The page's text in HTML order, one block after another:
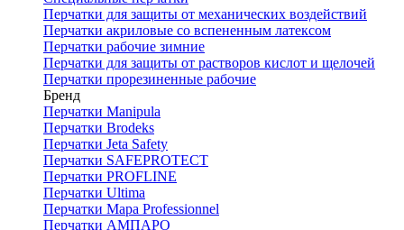
Перчатки для защиты от механических воздействий
Перчатки акриловые со вспененным латексом
Перчатки рабочие зимние
Перчатки для защиты от растворов кислот и щелочей
Перчатки прорезиненные рабочие
Бренд
Перчатки Manipula
Перчатки Brodeks
Перчатки Jeta Safety
Перчатки SAFEPROTECT
Перчатки PROFLINE
Перчатки Ultima
Перчатки Мара Professionnel
Перчатки АМПАРО